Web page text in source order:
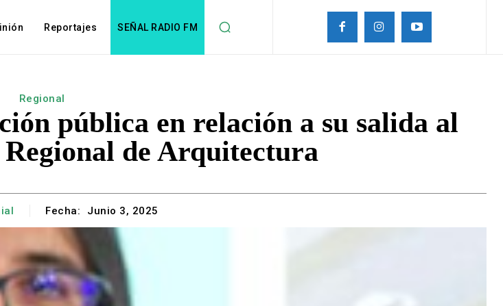
Reportajes SEÑAL RADIO FM
Regional
pública en relación a su salida al
de Arquitectura
Fecha: Junio 3, 2025